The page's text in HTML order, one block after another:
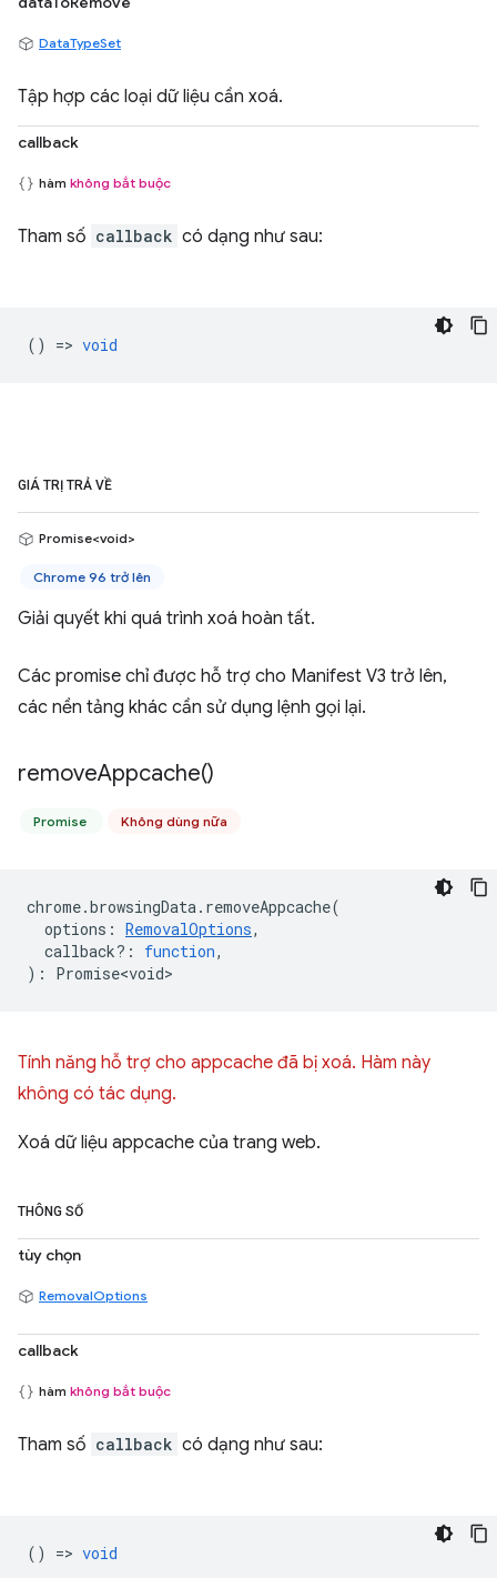
DataTypeSet
Tập hợp các loại dữ liệu cần xoá.
callback
hàm không bắt buộc
Tham số callback có dạng như sau:
() => void
GIÁ TRỊ TRẢ VỀ
Promise<void>
Chrome 96 trở lên
Giải quyết khi quá trình xoá hoàn tất.
Các promise chỉ được hỗ trợ cho Manifest V3 trở lên,
các nền tảng khác cần sử dụng lệnh gọi lại.
removeAppcache()
Promise Không dùng nữa
chrome.browsingData. removeAppcache(
options : RemovalOptions,
callback? : function,
) : Promise<void>
Tính năng hỗ trợ cho appcache đã bị xoá. Hàm này
không có tác dụng.
Xoá dữ liệu appcache của trang web.
THÔNG SỐ
tùy chọn
RemovalOptions
callback
hàm không bắt buộc
Tham số callback có dạng như sau:
() => void